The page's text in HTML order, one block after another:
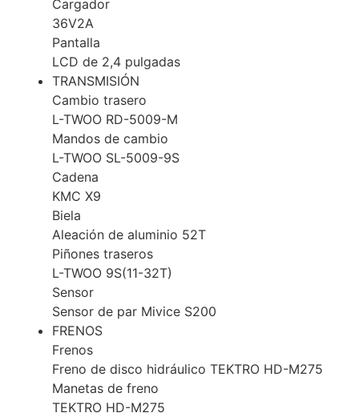
Cargador
36V2A
Pantalla
LCD de 2,4 pulgadas
TRANSMISIÓN
Cambio trasero
L-TWOO RD-5009-M
Mandos de cambio
L-TWOO SL-5009-9S
Cadena
KMC X9
Biela
Aleación de aluminio 52T
Piñones traseros
L-TWOO 9S(11-32T)
Sensor
Sensor de par Mivice S200
FRENOS
Frenos
Freno de disco hidráulico TEKTRO HD-M275
Manetas de freno
TEKTRO HD-M275